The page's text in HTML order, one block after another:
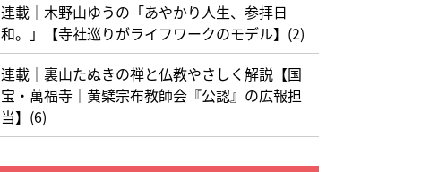
連載｜木野山ゆうの「あやかり人生、参拝日
和。」【寺社巡りがライフワークのモデル】(2)
連載｜裏山たぬきの禅と仏教やさしく解説【国
宝・萬福寺｜黄檗宗布教師会『公認』の広報担
当】(6)